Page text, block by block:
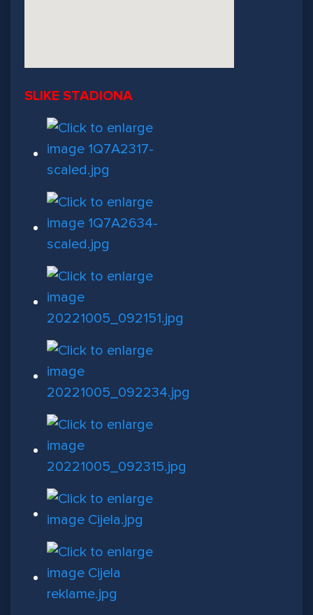
SLIKE STADIONA